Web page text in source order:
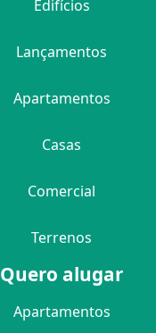
Edifícios
Lançamentos
Apartamentos
Casas
Comercial
Terrenos
Quero alugar
Apartamentos